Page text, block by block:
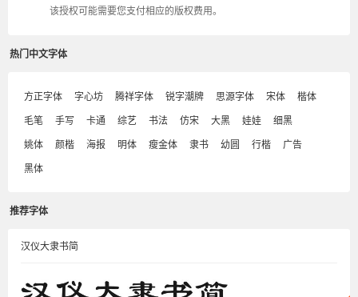
该授权可能需要您支付相应的版权费用。
热门中文字体
方正字体 字心坊 腾祥字体 锐字潮牌 思源字体 宋体
楷体
毛笔
手写 卡通 综艺 书法 仿宋 大黑 娃娃
细黑
姚体
颜楷 海报 明体 瘦金体 隶书 幼圆 行楷
广告
黑体
推荐字体
汉仪大隶书简